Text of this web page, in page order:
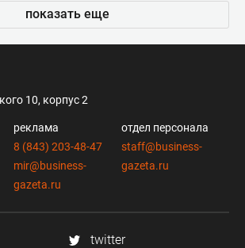
показать еще
10, корпус 2
реклама
8 (843) 203-48-47
mir@business-
gazeta.ru
отдел персонала
staff@business-
gazeta.ru
twitter